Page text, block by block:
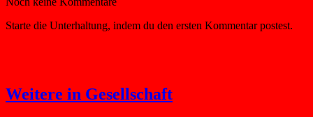
Weitere in Gesellschaft